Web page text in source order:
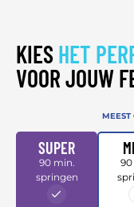
KIESHET
VOOR JOUW
SUPER
90 min.
springen
MEEST